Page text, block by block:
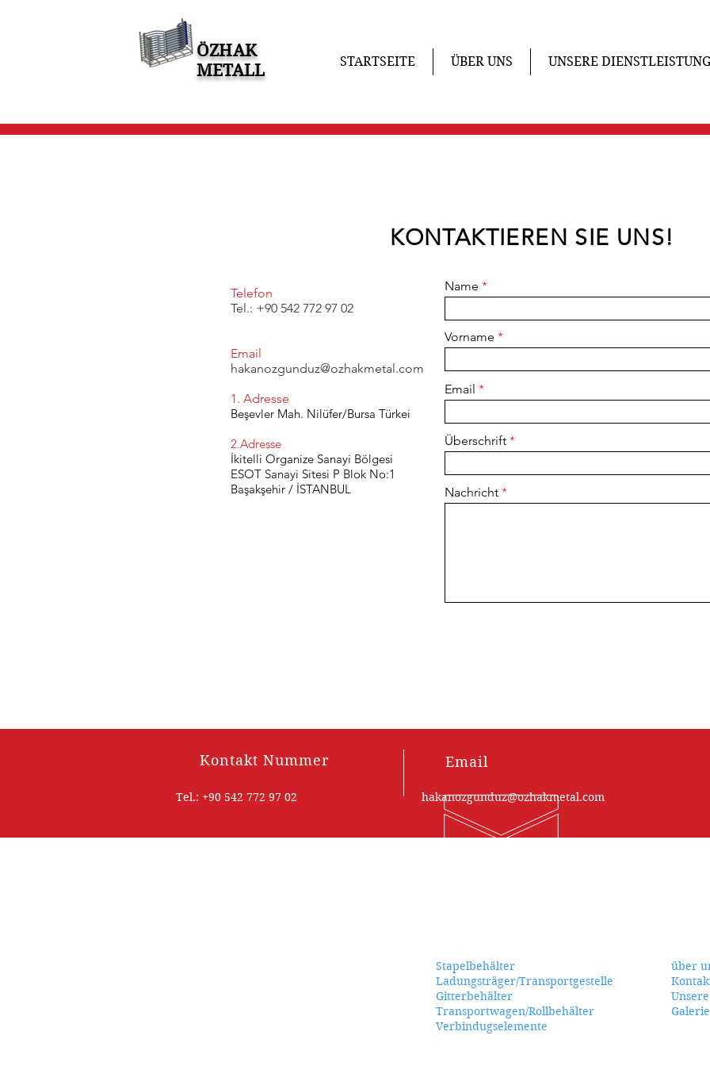
ÖZHAK
METALL
STARTSEITE ÜBER UNS UNSERE
KONTAKTIEREN SIE UNS!
Telefon
Tel.: +90 542 772 97 02
Email
hakanozgunduz@ozhakmetal.com
1. Adresse
Beşevler Mah. Nilüfer/Bursa Türkei
2.Adresse
İkitelli Organize Sanayi Bölgesi
ESOT Sanayi Sitesi P Blok No:1
Başakşehir / İSTANBUL
Name
Vorname
Email
Überschrift
Nachricht
Kontakt Nummer
Tel.: +90 542 772 97 02
Email
hakanozgunduz@ozhakmetal.com
Stapelbehälter
Ladungsträger/Transportgestelle
Gitterbehälter
Transportwagen/Rollbehälter
Verbindugselemente
über
Galerie